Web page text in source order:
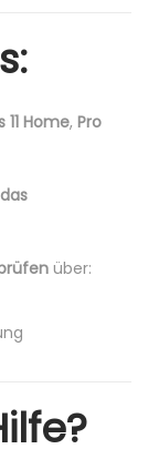
11 Home, Pro
über: